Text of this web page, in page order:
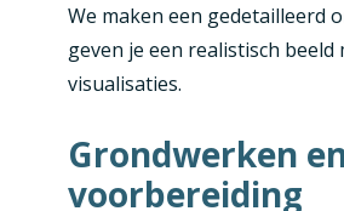
We maken een gedetailleerd
geven je een realistisch beeld
visualisaties.
Grondwerken
voorbereiding